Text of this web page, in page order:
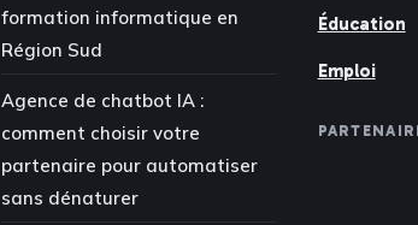
formation informatique en
Région Sud
Agence de chatbot IA :
comment choisir votre
partenaire pour automatiser
sans dénaturer
Éducation
Emploi